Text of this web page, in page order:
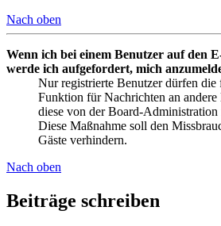
Nach oben
Wenn ich bei einem Benutzer auf den
werde ich aufgefordert, mich
Nur registrierte Benutzer dürfen
Funktion für Nachrichten an
diese von der Board-Administration
Diese Maßnahme soll den
Gäste verhindern.
Nach oben
Beiträge schreiben